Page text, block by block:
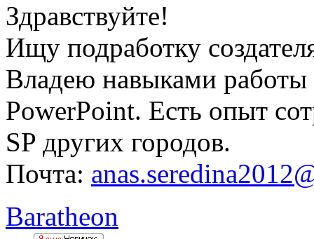
Здравствуйте!
Ищу подработку
Владею навыками работы
PowerPoint. Есть опыт
SP других городов.
Почта:
Baratheon